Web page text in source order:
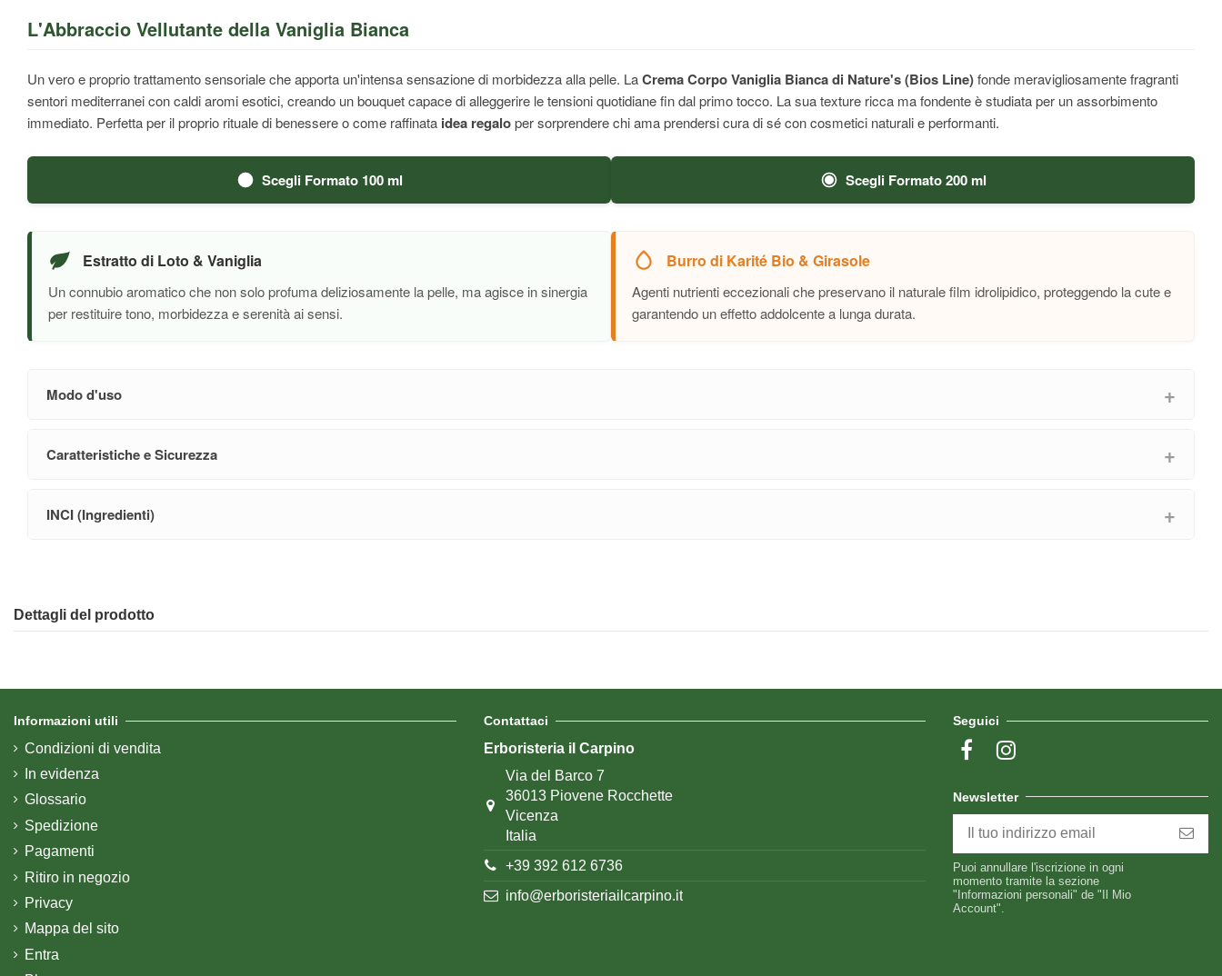
L'Abbraccio Vellutante della Vaniglia Bianca
Un vero e proprio trattamento sensoriale che apporta un'intensa sensazione di morbidezza alla pelle. LaCrema Corpo Vaniglia Bianca di Nature's (Bios Line)fonde meravigliosamente fragranti
sentori mediterranei con caldi aromi esotici, creando un bouquet capace di alleggerire le tensioni quotidiane fin dal primo tocco. La sua texture ricca ma fondente è studiata per un assorbimento
immediato. Perfetta per il proprio rituale di benessere o come raffinata idea regaloper sorprendere chi ama prendersi cura di sé con cosmetici naturali e performanti.
Scegli Formato 100 ml Scegli Formato 200 ml
Estratto di Loto & Vaniglia
Un connubio aromatico che non solo profuma deliziosamente la pelle, ma agisce in sinergia
per restituire tono, morbidezza e serenità ai sensi.
Burro di Karité Bio & Girasole
Agenti nutrienti eccezionali che preservano il naturale film idrolipidico, proteggendo la cute e
garantendo un effetto addolcente a lunga durata.
Modo d'uso
Caratteristiche e Sicurezza
INCI (Ingredienti)
Dettagli del prodotto
Informazioni utili
Condizioni di vendita
In evidenza
Glossario
Spedizione
Pagamenti
Ritiro in negozio
Privacy
Mappa del sito
Entra
Contattaci
Erboristeria il Carpino
Via del Barco 7
36013 Piovene Rocchette
Vicenza
Italia
+39 392 612 6736
info@erboristeriailcarpino.it
Seguici
Newsletter
Puoi annullare l'iscrizione in ogni
momento tramite la sezione
"Informazioni personali" de "Il Mio
Account".